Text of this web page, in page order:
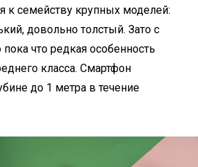
к семейству крупных моделей:
довольно толстый. Зато с
что редкая особенность
класса. Смартфон
до 1 метра в течение